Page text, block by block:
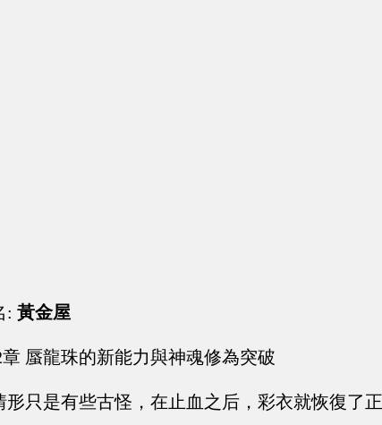
: 黃金屋
章 蜃龍珠的新能力與神魂修為突破
形只是有些古怪，在止血之后，彩衣就恢復了